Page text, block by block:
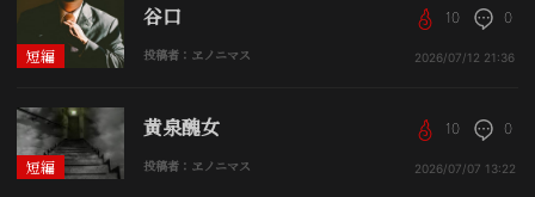
短編
谷口
投稿者：ヱノニマス
10 0
2026/07/12 21:36
短編
黄泉醜女
投稿者：ヱノニマス
10 0
2026/07/07 13:22